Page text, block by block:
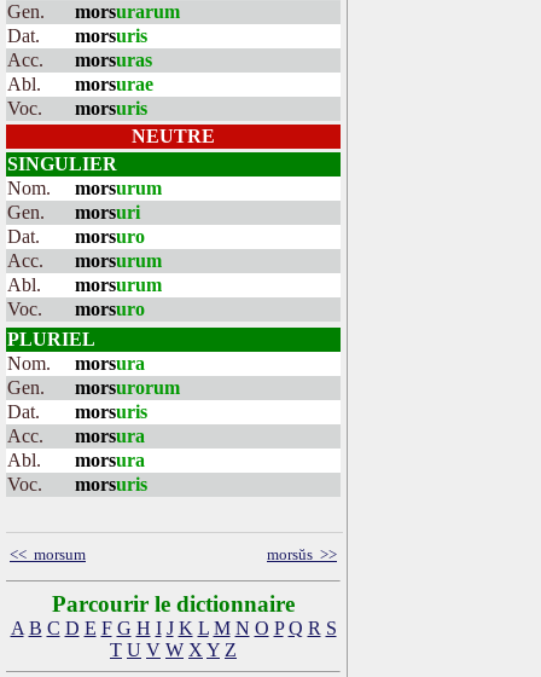
Gen.
morsurarum
Dat.
morsuris
Acc.
morsuras
Abl.
morsurae
Voc.
morsuris
NEUTRE
SINGULIER
Nom.
morsurum
Gen.
morsuri
Dat.
morsuro
Acc.
morsurum
Abl.
morsurum
Voc.
morsuro
PLURIEL
Nom.
morsura
Gen.
morsurorum
Dat.
morsuris
Acc.
morsura
Abl.
morsura
Voc.
morsuris
<< morsum morsŭs >>
Parcourir le dictionnaire
A B C D E F G H I J K L M N O P Q R S
T U V W X Y Z